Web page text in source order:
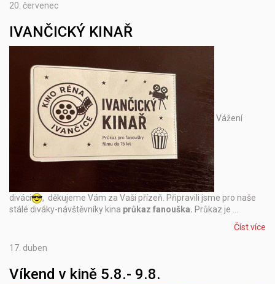
20. červenec
IVANČICKÝ KINAŘ
Vážení
diváci
, děkujeme Vám za Vaši přízeň. Připravili jsme pro naše
stálé diváky-návštěvníky kina průkaz fanouška. Průkaz je …
Číst více
17. duben
Víkend v kině 5.8.- 9.8.